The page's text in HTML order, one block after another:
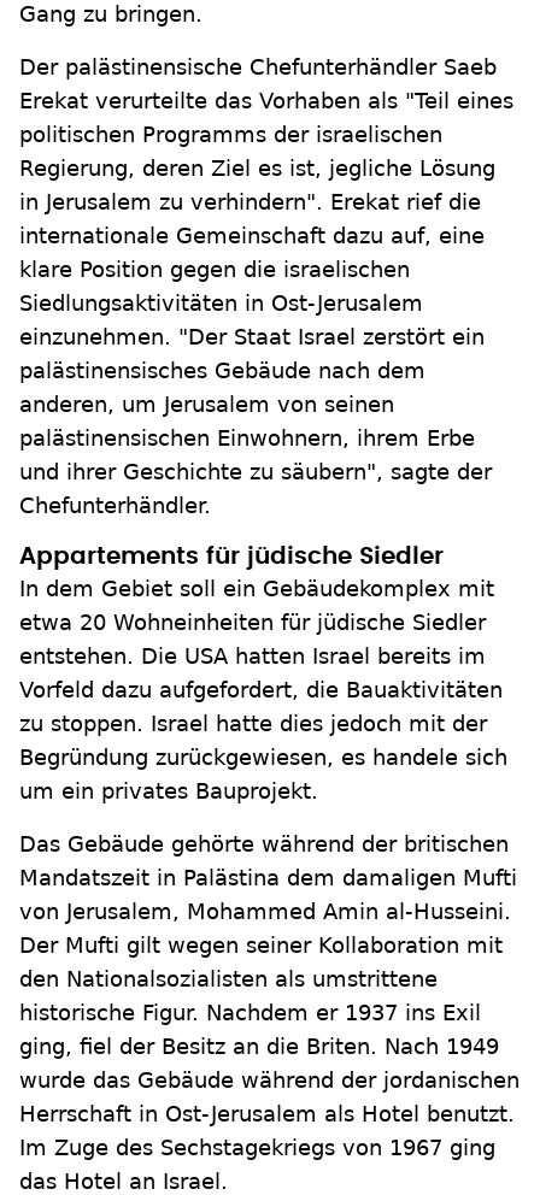
Gang zu bringen.
Der palästinensische Chefunterhändler Saeb
Erekat verurteilte das Vorhaben als "Teil eines
politischen Programms der israelischen
Regierung, deren Ziel es ist, jegliche Lösung
in Jerusalem zu verhindern". Erekat rief die
internationale Gemeinschaft dazu auf, eine
klare Position gegen die israelischen
Siedlungsaktivitäten in Ost-Jerusalem
einzunehmen. "Der Staat Israel zerstört ein
palästinensisches Gebäude nach dem
anderen, um Jerusalem von seinen
palästinensischen Einwohnern, ihrem Erbe
und ihrer Geschichte zu säubern", sagte der
Chefunterhändler.
Appartements für jüdische Siedler
In dem Gebiet soll ein Gebäudekomplex mit
etwa 20 Wohneinheiten für jüdische Siedler
entstehen. Die USA hatten Israel bereits im
Vorfeld dazu aufgefordert, die Bauaktivitäten
zu stoppen. Israel hatte dies jedoch mit der
Begründung zurückgewiesen, es handele sich
um ein privates Bauprojekt.
Das Gebäude gehörte während der britischen
Mandatszeit in Palästina dem damaligen Mufti
von Jerusalem, Mohammed Amin al-Husseini.
Der Mufti gilt wegen seiner Kollaboration mit
den Nationalsozialisten als umstrittene
historische Figur. Nachdem er 1937 ins Exil
ging, fiel der Besitz an die Briten. Nach 1949
wurde das Gebäude während der jordanischen
Herrschaft in Ost-Jerusalem als Hotel benutzt.
Im Zuge des Sechstagekriegs von 1967 ging
das Hotel an Israel.